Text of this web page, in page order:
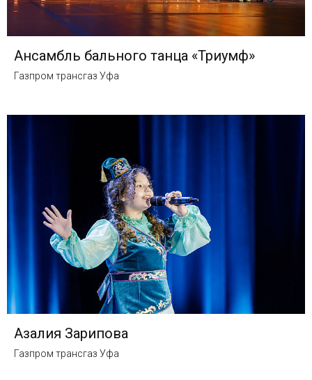
Ансамбль бального танца «Триумф»
Газпром трансгаз Уфа
Азалия Зарипова
Газпром трансгаз Уфа